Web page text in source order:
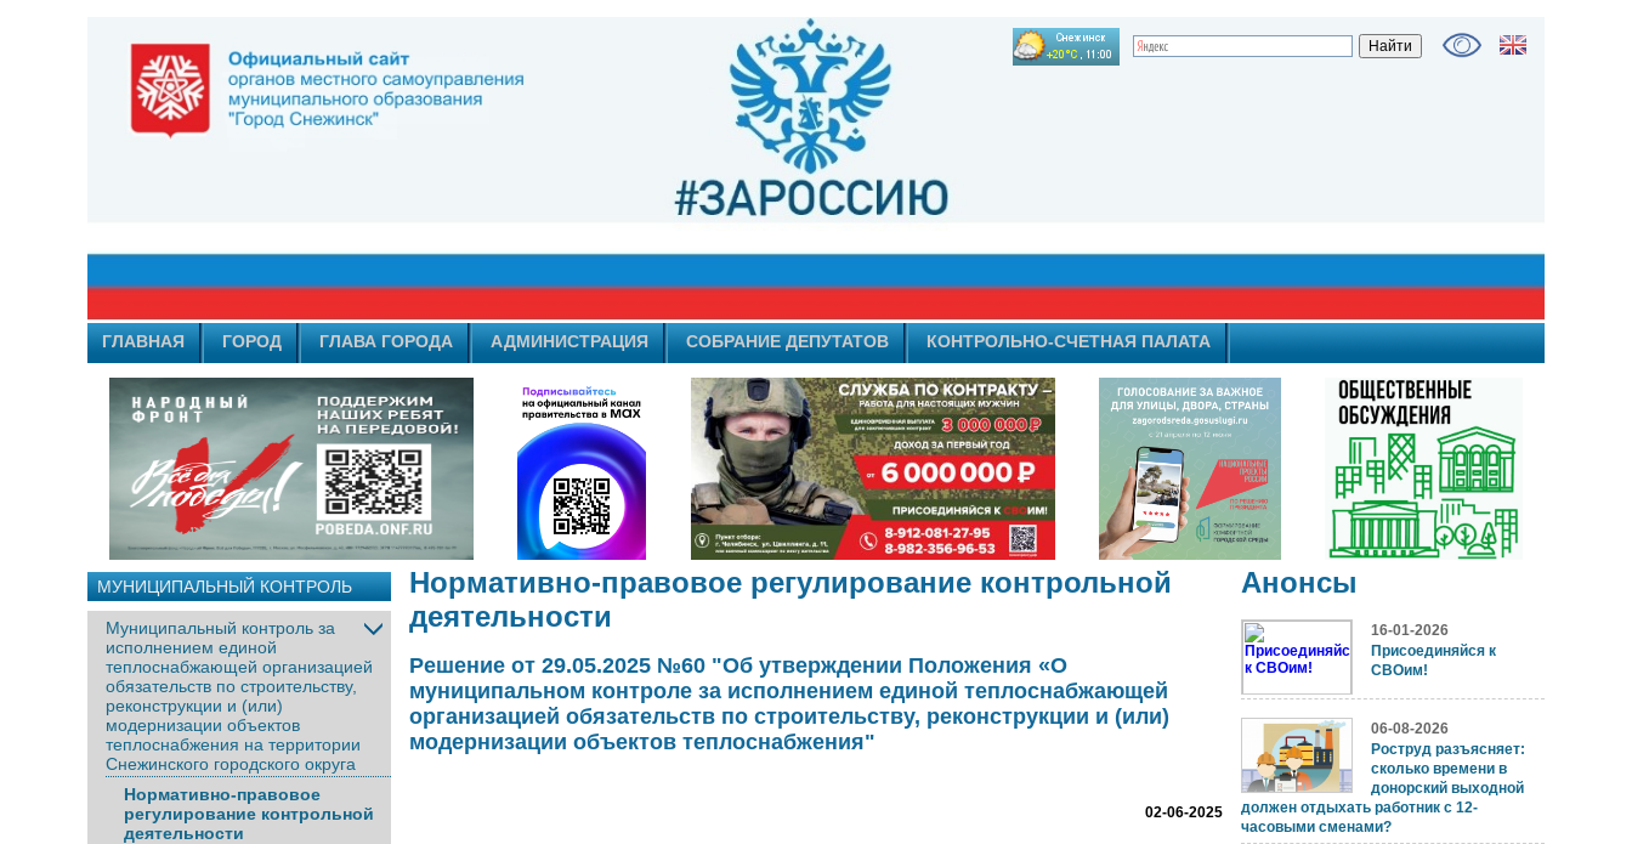
ГЛАВНАЯ ГОРОД ГЛАВА ГОРОДА АДМИНИСТРАЦИЯ СОБРАНИЕ ДЕПУТАТОВ КОНТРОЛЬНО-СЧЕТНАЯ ПАЛАТА
МУНИЦИПАЛЬНЫЙ КОНТРОЛЬ
Муниципальный контроль за
исполнением единой
теплоснабжающей организацией
обязательств по строительству,
реконструкции и (или)
модернизации объектов
теплоснабжения на территории
Снежинского городского округа
Нормативно-правовое
регулирование контрольной
деятельности
Нормативно-правовое регулирование контрольной
деятельности
Решение от 29.05.2025 №60 "Об утверждении Положения «О
муниципальном контроле за исполнением единой теплоснабжающей
организацией обязательств по строительству, реконструкции и (или)
модернизации объектов теплоснабжения"
02-06-2025
Анонсы
16-01-2026
Присоединяйся к
СВОим!
06-08-2026
Роструд разъясняет:
сколько времени в
донорский выходной
должен отдыхать работник с 12-
часовыми сменами?